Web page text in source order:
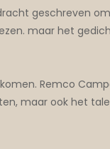
geschreven
maar het
Remco
maar ook het